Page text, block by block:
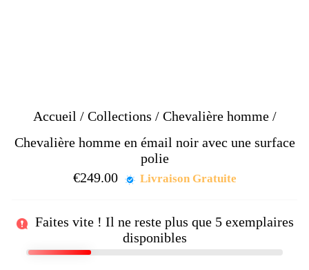
Accueil / Collections / Chevalière homme /
Chevalière homme en émail noir avec une surface
polie
€249.00 PrixLivraison Gratuite
Faites vite ! Il ne reste plus que 5exemplaires
disponibles